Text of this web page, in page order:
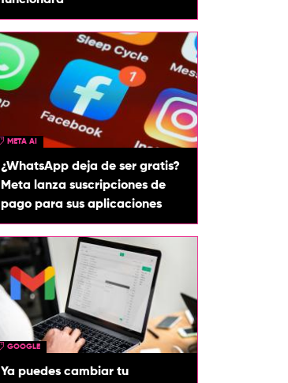
META AI
¿WhatsApp deja de ser gratis?
Meta lanza suscripciones de
pago para sus aplicaciones
GOOGLE
Ya puedes cambiar tu